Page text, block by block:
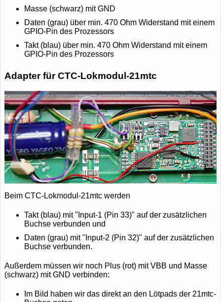
Masse (schwarz) mit GND
Daten (grau) über min. 470 Ohm Widerstand mit einem
GPIO-Pin des Prozessors
Takt (blau) über min. 470 Ohm Widerstand mit einem
GPIO-Pin des Prozessors
Adapter für CTC-Lokmodul-21mtc
Beim CTC-Lokmodul-21mtc werden
Takt (blau) mit "Input-1 (Pin 33)" auf der zusätzlichen
Buchse verbunden und
Daten (grau) mit "Input-2 (Pin 32)" auf der zusätzlichen
Buchse verbunden.
Außerdem müssen wir noch Plus (rot) mit VBB und Masse
(schwarz) mit GND verbinden:
Im Bild haben wir das direkt an den Lötpads der 21mtc-